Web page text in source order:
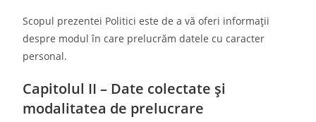
Scopul prezentei Politici este de a vă oferi informații
despre modul în care prelucrăm datele cu caracter
personal.
Capitolul II – Date colectate și
modalitatea de prelucrare